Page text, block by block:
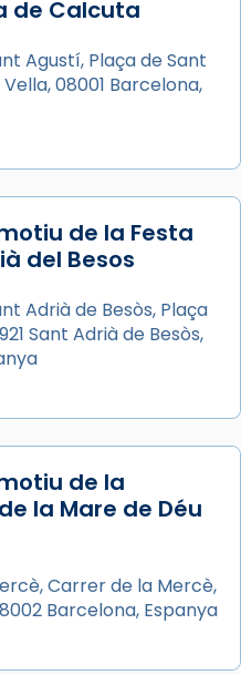
ha tingut lloc la
en agraïment al
la visita apostòlica
i als
el cardenal Joan
la missa i l’ha
de Barcelona,
i
de sant Cugat, a
sorgeix la tradició
a Júlia”) i
de Calcuta
Agustí, Plaça de Sant
08001 Barcelona,
de la Festa
del Besos
Adrià de Besòs, Plaça
Sant Adrià de Besòs,
de la
la Mare de Déu
Carrer de la Mercè,
Barcelona, Espanya